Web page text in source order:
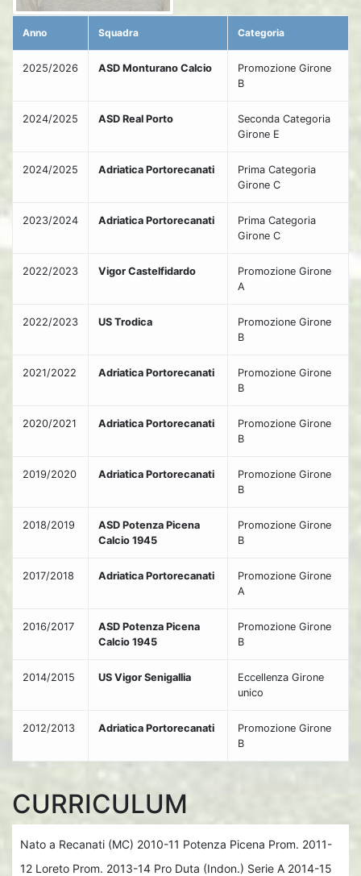
Anno Squadra Categoria
2025/2026 ASD Monturano Calcio
Promozione Girone
B
2024/2025 ASD Real Porto
Seconda Categoria
Girone E
2024/2025 Adriatica Portorecanati
Prima Categoria
Girone C
2023/2024 Adriatica Portorecanati
Prima Categoria
Girone C
2022/2023 Vigor Castelfidardo
Promozione Girone
A
2022/2023 US Trodica
Promozione Girone
B
2021/2022 Adriatica Portorecanati
Promozione Girone
B
2020/2021 Adriatica Portorecanati
Promozione Girone
B
2019/2020 Adriatica Portorecanati
Promozione Girone
B
2018/2019
ASD Potenza Picena
Calcio 1945
Promozione Girone
B
2017/2018 Adriatica Portorecanati
Promozione Girone
A
2016/2017
ASD Potenza Picena
Calcio 1945
Promozione Girone
B
2014/2015 US Vigor Senigallia
Eccellenza Girone
unico
2012/2013 Adriatica Portorecanati
Promozione Girone
B
CURRICULUM
Nato a Recanati (MC) 2010-11 Potenza Picena Prom. 2011-
12 Loreto Prom. 2013-14 Pro Duta (Indon.) Serie A 2014-15